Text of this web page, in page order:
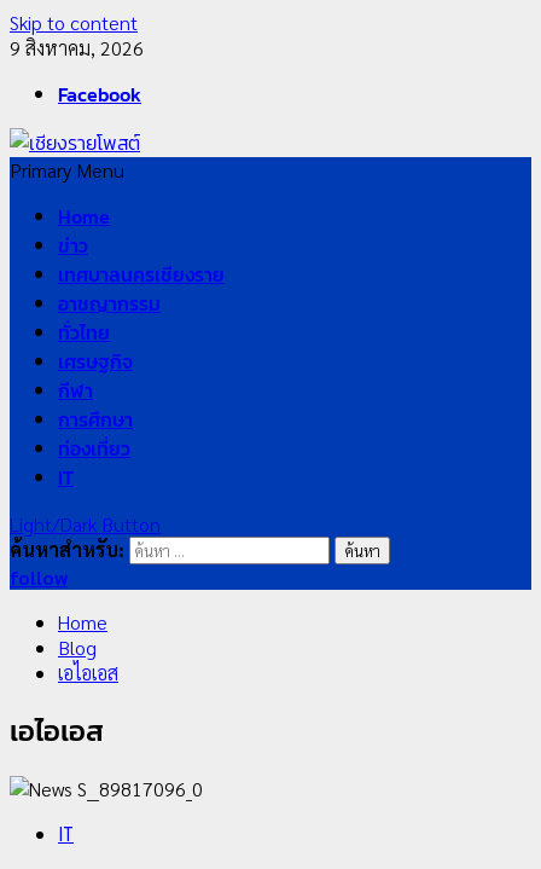
Skip to content
9 สิงหาคม, 2026
Facebook
Primary Menu
Home
ข่าว
เทศบาลนครเชียงราย
อาชญากรรม
ทั่วไทย
เศรษฐกิจ
กีฬา
การศึกษา
ท่องเที่ยว
IT
Light/Dark Button
ค้นหาสำหรับ:
follow
Home
Blog
เอไอเอส
เอไอเอส
IT